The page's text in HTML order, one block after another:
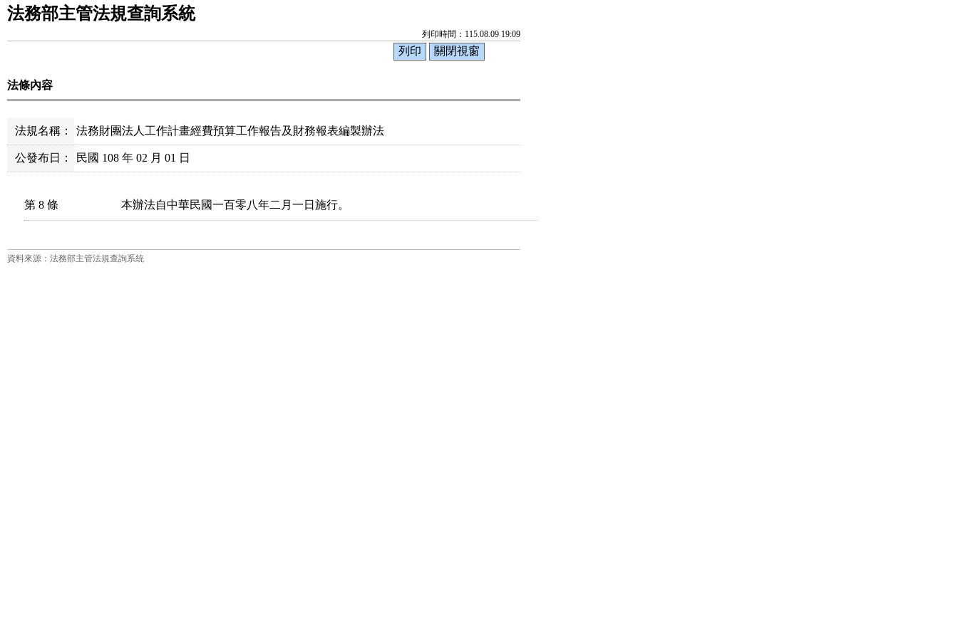
法務部主管法規查詢系統
列印時間：115.08.09 19:09
法條內容
法規名稱： 法務財團法人工作計畫經費預算工作報告及財務報表編製辦法
公發布日： 民國 108 年 02 月 01 日
第 8 條 本辦法自中華民國一百零八年二月一日施行。
資料來源：法務部主管法規查詢系統